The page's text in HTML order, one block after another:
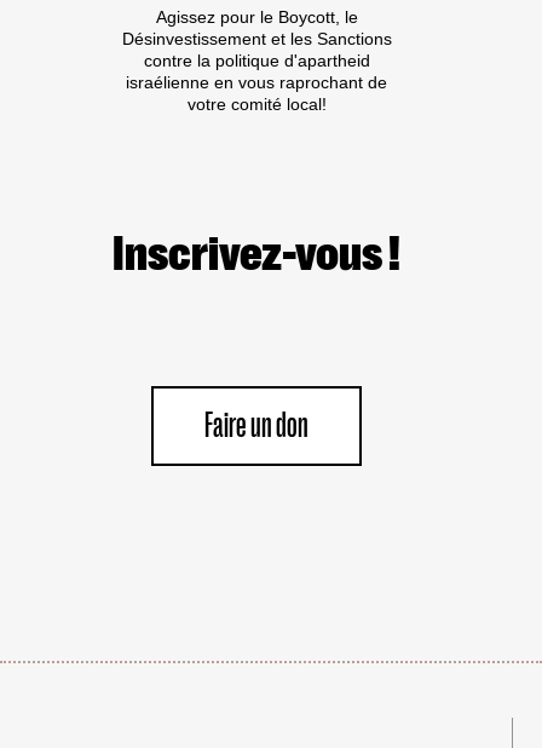
AUX
CRIMINEL·LES
DE
GUERRE
ISRAÉLIEN·NES
OU
CULTURELS
Agissez pour le Boycott, le
Désinvestissement et les Sanctions
contre la politique d'apartheid
israélienne en vous raprochant de
votre comité local!
Inscrivez-vous !
Faire un don